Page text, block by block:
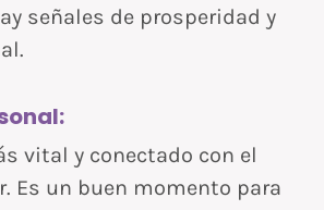
señales de prosperidad y
vital y conectado con el
Es un buen momento para